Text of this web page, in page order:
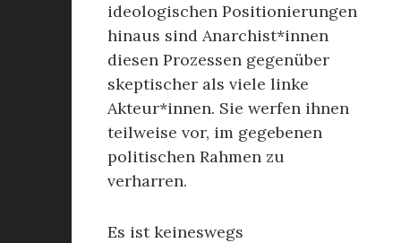
ideologischen Positionierungen
hinaus sind Anarchist*innen
diesen Prozessen gegenüber
skeptischer als viele linke
Akteur*innen. Sie werfen ihnen
teilweise vor, im gegebenen
politischen Rahmen zu
verharren.
Es ist keineswegs